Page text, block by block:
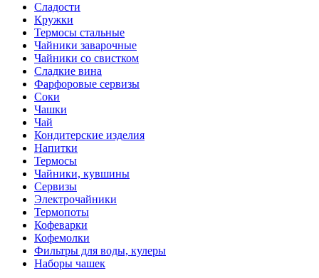
Сладости
Кружки
Термосы стальные
Чайники заварочные
Чайники со свистком
Сладкие вина
Фарфоровые сервизы
Соки
Чашки
Чай
Кондитерские изделия
Напитки
Термосы
Чайники, кувшины
Сервизы
Электрочайники
Термопоты
Кофеварки
Кофемолки
Фильтры для воды, кулеры
Наборы чашек